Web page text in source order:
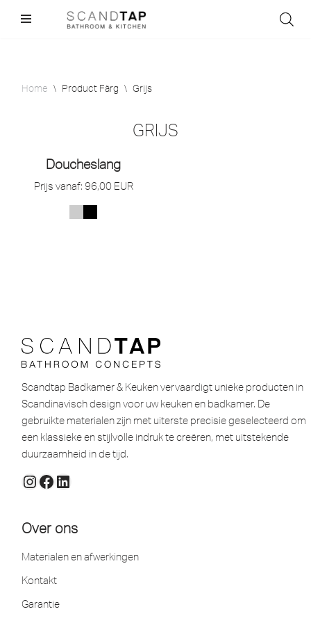
Home \ Product Färg \ Grijs
GRIJS
Doucheslang
Prijs vanaf: 96,00 EUR
Scandtap Badkamer & Keuken vervaardigt unieke producten in
Scandinavisch design voor uw keuken en badkamer. De
gebruikte materialen zijn met uiterste precisie geselecteerd om
een ​​klassieke en stijlvolle indruk te creëren, met uitstekende
duurzaamheid in de tijd.
Over ons
Materialen en afwerkingen
Kontakt
Garantie